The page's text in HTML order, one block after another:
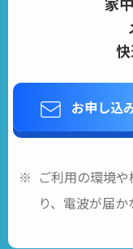
お申し込
ご利用の環境
り、電波が届か